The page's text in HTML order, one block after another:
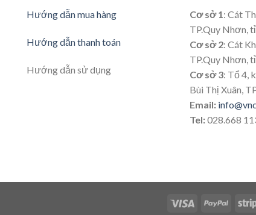
Hướng dẫn mua hàng
Hướng dẫn thanh toán
Hướng dẫn sử dụng
Cơ sở 1: Cát
TP.Quy Nhơn,
Cơ sở 2: Cát
TP.Quy Nhơn,
Cơ sở 3: Tổ 4,
Bùi Thị Xuân,
Email:
Tel:028.668